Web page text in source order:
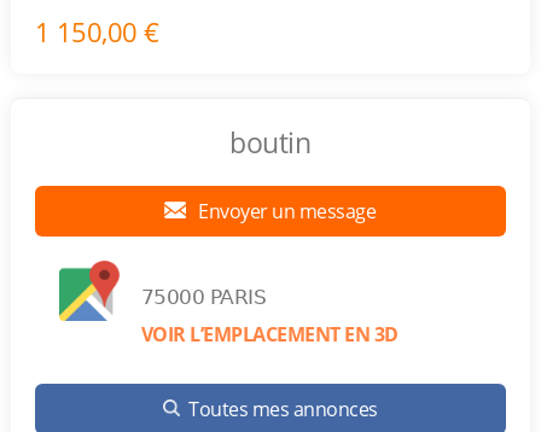
1 150,00 €
boutin
Envoyer un message
75000 PARIS
VOIR L’EMPLACEMENT EN 3D
Toutes mes annonces